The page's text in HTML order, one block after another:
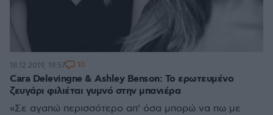
Cara Delevingne & Ashley Benson: Το ερωτευμένο
ζευγάρι φιλιέται γυμνό στην μπανιέρα
«Σε αγαπώ περισσότερο απ’ όσα μπορώ να πω με
18.12.2019, 19:57 10